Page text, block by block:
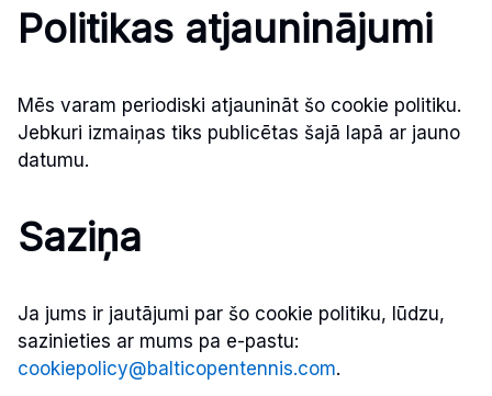
Politikas atjauninājumi
Mēs varam periodiski atjaunināt šo cookie politiku.
Jebkuri izmaiņas tiks publicētas šajā lapā ar jauno
datumu.
Saziņa
Ja jums ir jautājumi par šo cookie politiku, lūdzu,
sazinieties ar mums pa e-pastu:
cookiepolicy@balticopentennis.com.